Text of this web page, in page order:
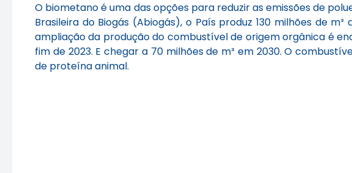
O biometano é uma das opções para reduzir as emissões de
Brasileira do Biogás (Abiogás), o País produz 130 milhões de
ampliação da produção do combustível de origem orgânica é
fim de 2023. E chegar a 70 milhões de m³ em 2030. O
de proteína animal.